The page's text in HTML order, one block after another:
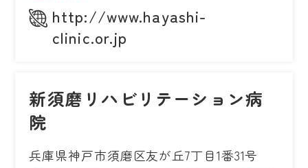
http://www.hayashi-
clinic.or.jp
新須磨リハビリテーション病
院
兵庫県神戸市須磨区友が丘7丁目1番31号